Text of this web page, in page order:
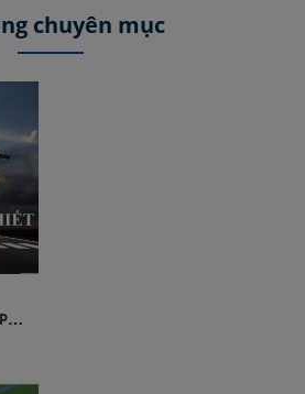
chuyên mục